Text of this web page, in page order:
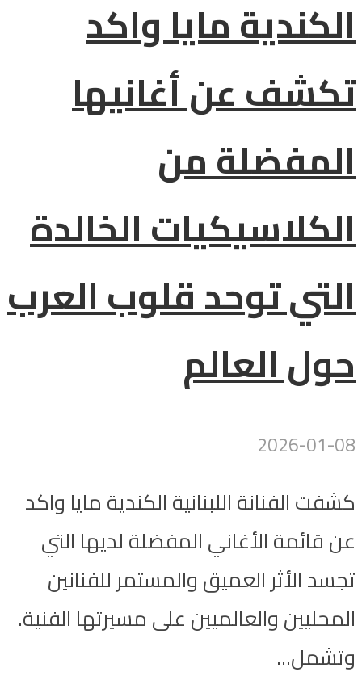
الكندية مايا واكد
تكشف عن أغانيها
المفضلة من
الكلاسيكيات الخالدة
التي توحد قلوب العرب
حول العالم
2026-01-08
كشفت الفنانة اللبنانية الكندية مايا واكد
عن قائمة الأغاني المفضلة لديها التي
تجسد الأثر العميق والمستمر للفنانين
المحليين والعالميين على مسيرتها الفنية.
وتشمل...